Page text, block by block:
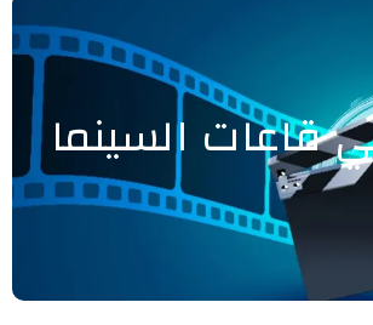
قاعات السينما